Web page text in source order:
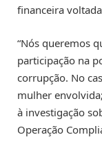
financeira
“Nós queremos
participação na
corrupção. No
mulher
à investigação
Operação